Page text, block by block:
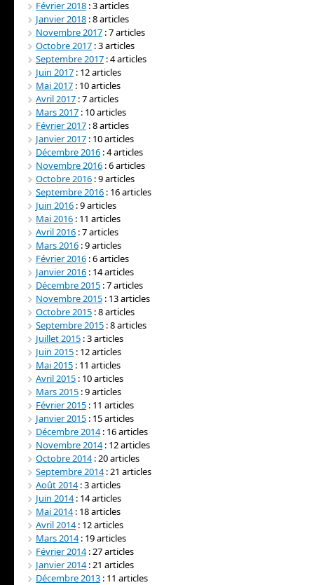
Février 2018 : 3 articles
Janvier 2018 : 8 articles
Novembre 2017 : 7 articles
Octobre 2017 : 3 articles
Septembre 2017 : 4 articles
Juin 2017 : 12 articles
Mai 2017 : 10 articles
Avril 2017 : 7 articles
Mars 2017 : 10 articles
Février 2017 : 8 articles
Janvier 2017 : 10 articles
Décembre 2016 : 4 articles
Novembre 2016 : 6 articles
Octobre 2016 : 9 articles
Septembre 2016 : 16 articles
Juin 2016 : 9 articles
Mai 2016 : 11 articles
Avril 2016 : 7 articles
Mars 2016 : 9 articles
Février 2016 : 6 articles
Janvier 2016 : 14 articles
Décembre 2015 : 7 articles
Novembre 2015 : 13 articles
Octobre 2015 : 8 articles
Septembre 2015 : 8 articles
Juillet 2015 : 3 articles
Juin 2015 : 12 articles
Mai 2015 : 11 articles
Avril 2015 : 10 articles
Mars 2015 : 9 articles
Février 2015 : 11 articles
Janvier 2015 : 15 articles
Décembre 2014: 16 articles
Novembre 2014: 12 articles
Octobre 2014: 20 articles
Septembre 2014: 21 articles
Août 2014: 3 articles
Juin 2014: 14 articles
Mai 2014: 18 articles
Avril 2014: 12 articles
Mars 2014: 19 articles
Février 2014: 27 articles
Janvier 2014: 21 articles
Décembre 2013 : 11 articles